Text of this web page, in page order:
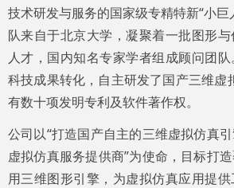
技术研发与服务的国家级专精特新“小巨
队来自于北京大学，凝聚着一批图形
人才，国内知名专家学者组成顾问团
科技成果转化，自主研发了国产三维虚
有数十项发明专利及软件著作权。
公司以“打造国产自主的三维虚拟仿真
虚拟仿真服务提供商”为使命，目标打
用三维图形引擎，为虚拟仿真应用提